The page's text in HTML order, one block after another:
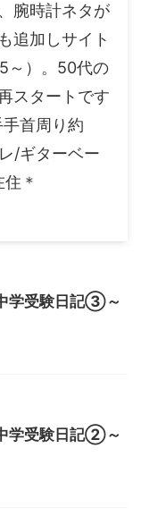
腕時計ネタが
追加しサイト
～）。50代の
スタートです
首周り約
/ギターベー
＊
学受験日記③～
学受験日記②～